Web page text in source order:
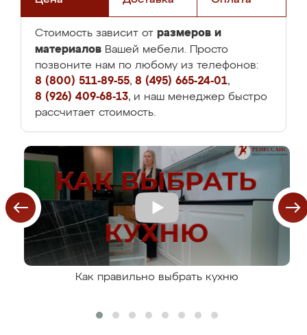
Стоимость зависит от размеров и
материалов Вашей мебели. Просто
позвоните нам по любому из телефонов:
8 (800) 511-89-55, 8 (495) 665-24-01,
8 (926) 409-68-13, и наш менеджер быстро
рассчитает стоимость.
Как правильно выбрать кухню